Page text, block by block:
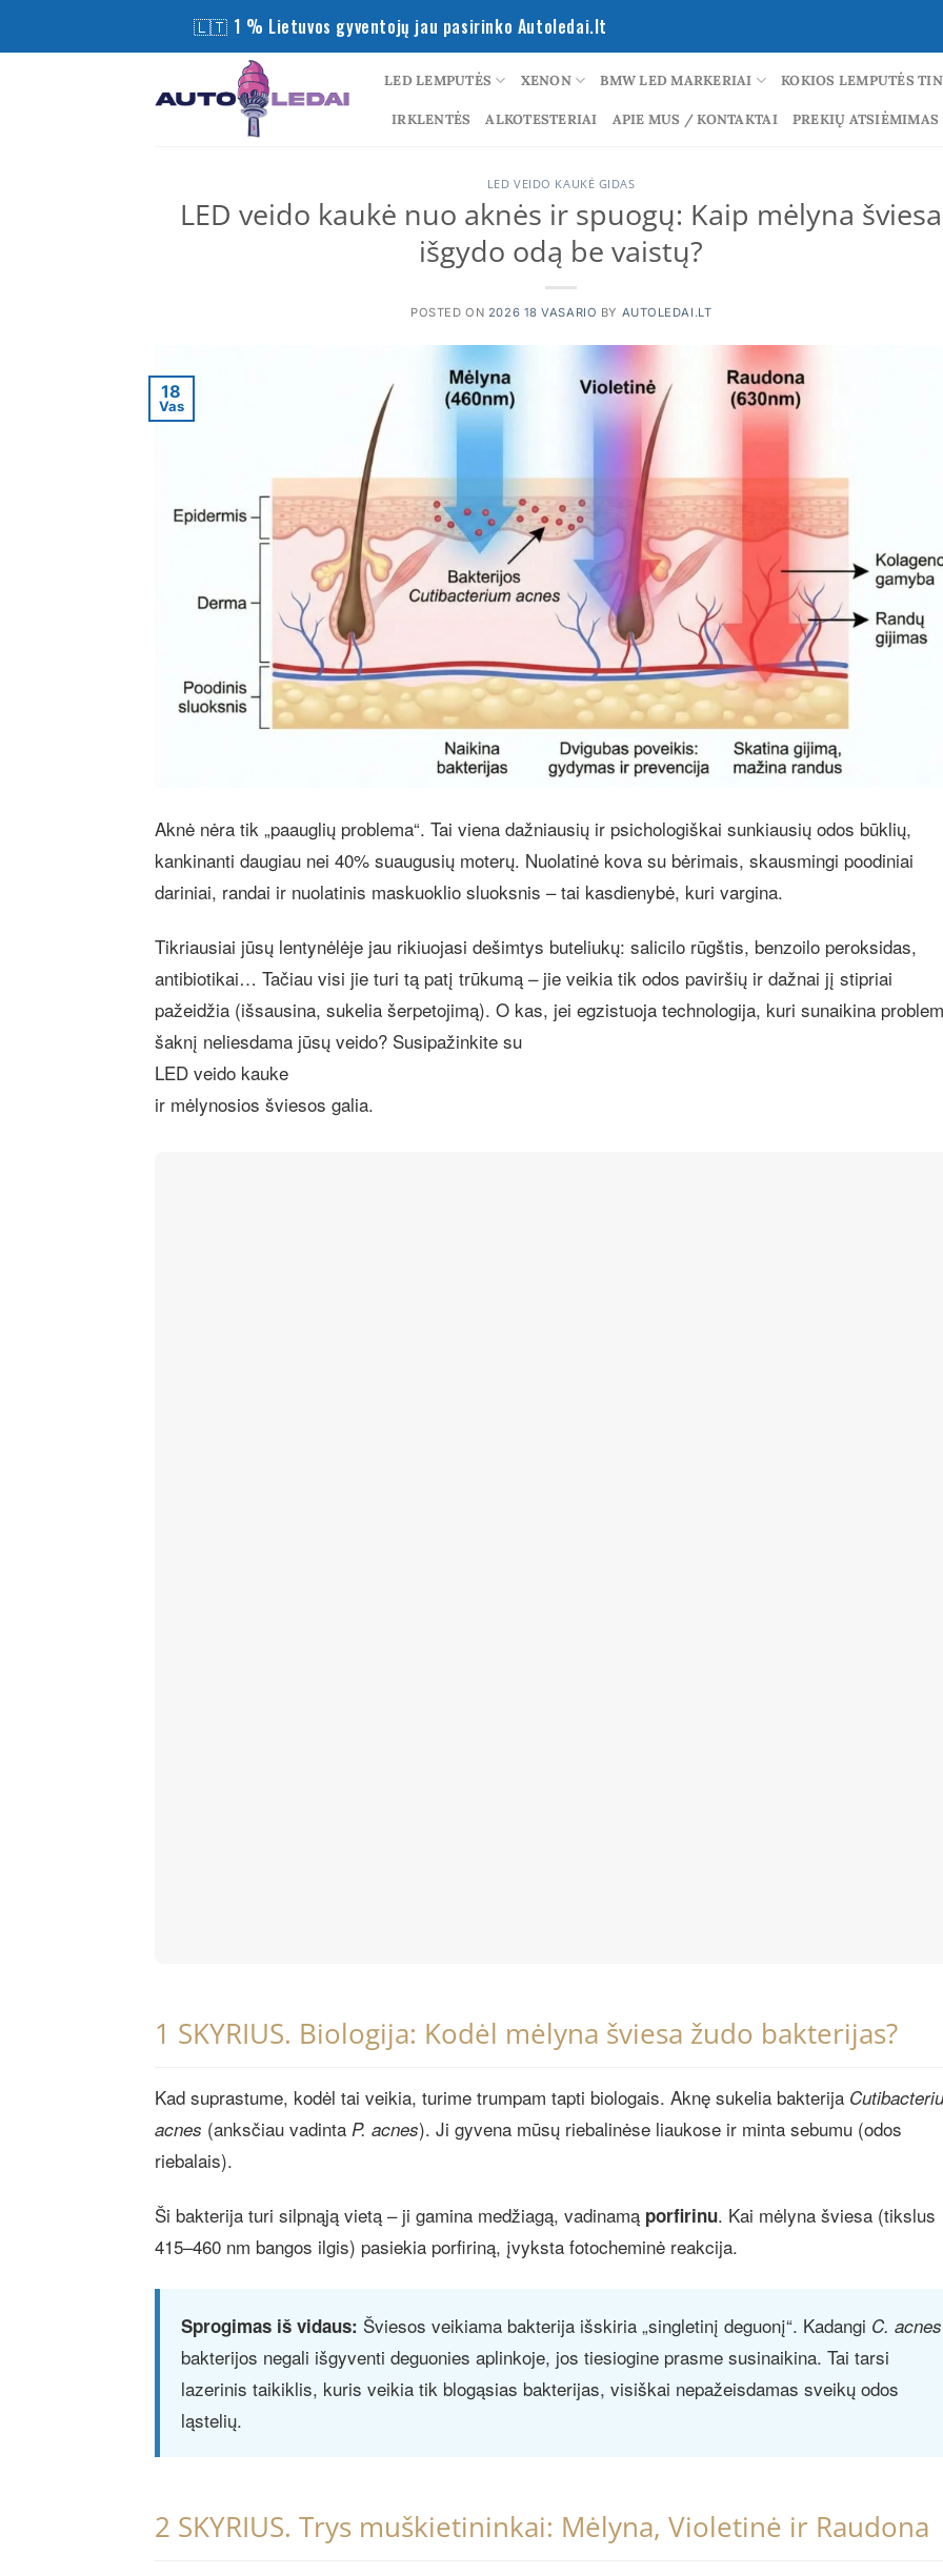
🇱🇹 1 % Lietuvos gyventojų jau pasirinko Autoledai.lt
LED LEMPUTĖS XENON BMW LED MARKERIAI KOKIOS LEMPUTĖS
IRKLENTĖS ALKOTESTERIAI APIE MUS / KONTAKTAI PREKIŲ ATSIĖMIMAS
LED VEIDO KAUKĖ GIDAS
LED veido kaukė nuo aknės ir spuogų: Kaip mėlyna šviesa
išgydo odą be vaistų?
POSTED ON 2026 18 VASARIO BY AUTOLEDAI.LT
18
Vas
Aknė nėra tik „paauglių problema“. Tai viena dažniausių ir psichologiškai sunkiausių odos būklių,
kankinanti daugiau nei 40% suaugusių moterų. Nuolatinė kova su bėrimais, skausmingi poodiniai
dariniai, randai ir nuolatinis maskuoklio sluoksnis – tai kasdienybė, kuri vargina.
Tikriausiai jūsų lentynėlėje jau rikiuojasi dešimtys buteliukų: salicilo rūgštis, benzoilo peroksidas,
antibiotikai… Tačiau visi jie turi tą patį trūkumą – jie veikia tik odos paviršių ir dažnai jį stipriai
pažeidžia (išsausina, sukelia šerpetojimą). O kas, jei egzistuoja technologija, kuri sunaikina
šaknį neliesdama jūsų veido? Susipažinkite su
LED veido kauke
ir mėlynosios šviesos galia.
1 SKYRIUS. Biologija: Kodėl mėlyna šviesa žudo bakterijas?
Kad suprastume, kodėl tai veikia, turime trumpam tapti biologais. Aknę sukelia bakterija
acnes (anksčiau vadinta P. acnes). Ji gyvena mūsų riebalinėse liaukose ir minta sebumu (odos
riebalais).
Ši bakterija turi silpnąją vietą – ji gamina medžiagą, vadinamą porfirinu. Kai mėlyna šviesa (tikslus
415–460 nm bangos ilgis) pasiekia porfiriną, įvyksta fotocheminė reakcija.
Sprogimas iš vidaus: Šviesos veikiama bakterija išskiria „singletinį deguonį“. Kadangi C. acnes
bakterijos negali išgyventi deguonies aplinkoje, jos tiesiogine prasme susinaikina. Tai tarsi
lazerinis taikiklis, kuris veikia tik blogąsias bakterijas, visiškai nepažeisdamas sveikų odos
ląstelių.
2 SKYRIUS. Trys muškietininkai: Mėlyna, Violetinė ir Raudona